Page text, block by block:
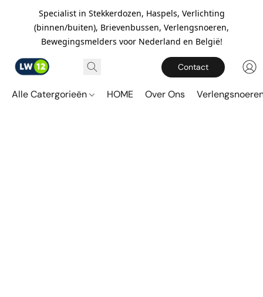
Specialist in Stekkerdozen, Haspels, Verlichting
(binnen/buiten), Brievenbussen, Verlengsnoeren,
Bewegingsmelders voor Nederland en België!
Contact
Alle Catergorieën HOME Over Ons